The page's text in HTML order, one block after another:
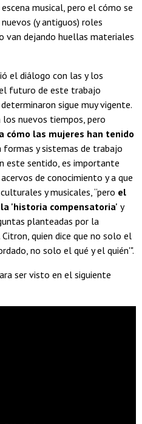
musical, pero el cómo se
(y antiguos) roles
van dejando huellas materiales
el diálogo con las y los
futuro de este trabajo
sigue muy vigente.
los nuevos tiempos, pero
cómo las mujeres han tenido
formas y sistemas de trabajo
este sentido, es importante
de conocimiento y a que
y musicales, “pero el
'historia compensatoria' y
planteadas por la
quien dice que no solo el
no solo el qué y el quién'".
ser visto en el siguiente